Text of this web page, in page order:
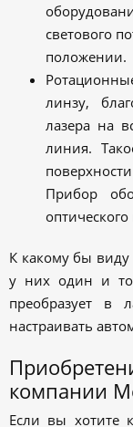
светового
положении.
линзу,
лазера на
линия.
Прибор
оптического
К какому бы
у них один и
преобразует в
настраивать
компании
Если вы хотите